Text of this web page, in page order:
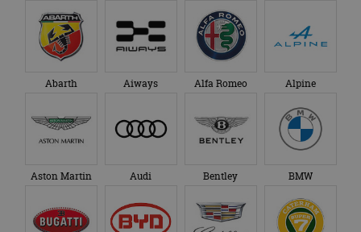
Abarth Aiways Alfa Romeo Alpine
Aston Martin Audi Bentley BMW